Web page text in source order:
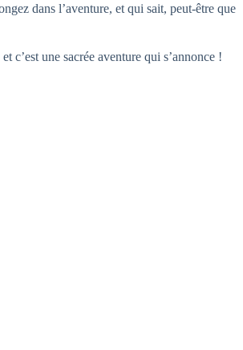
dans l’aventure, et qui sait, peut-être que
c’est une sacrée aventure qui s’annonce !